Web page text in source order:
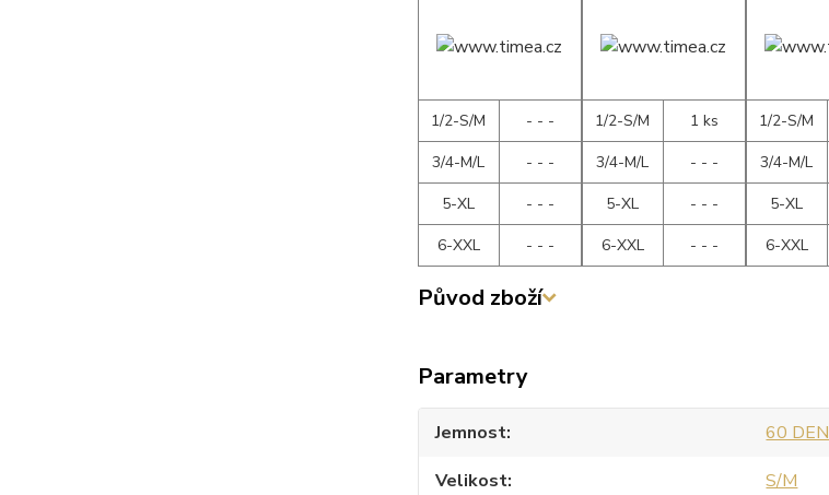
1/2-S/M
- - -
3/4-M/L
- - -
5-XL
- - -
6-XXL
- - -
1/2-S/M
1 ks
3/4-M/L
- - -
5-XL
- - -
6-XXL
- - -
1/2-S/M
3/4-M/L
5-XL
6-XXL
Původ zboží
Parametry
Jemnost
60 DEN
Velikost
S/M